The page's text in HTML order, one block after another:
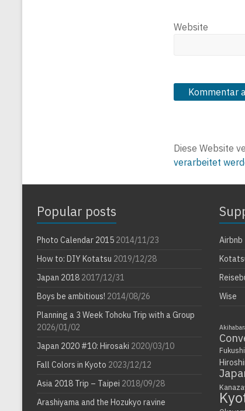
Website
Diese Website
verarbeitet
Popular posts
Photo Calendar 2015 2014/11/23
How to: DIY Kotatsu 2019/12/28
Japan 2018 2017/12/31
Boys be ambitious! 2014/08/26
Planning a 3 Week Tohoku Trip with a Group
2026/01/02
Japan 2020 #10: Hirosaki 2020/03/10
Fall Colors in Kyoto 2023/12/12
Asia 2018 Trip – Taipei 2018/09/28
Arashiyama and the Hozukyo ravine
Airbnb
Wise